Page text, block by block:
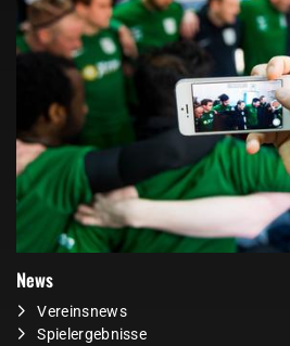
News
Vereinsnews
Spielergebnisse